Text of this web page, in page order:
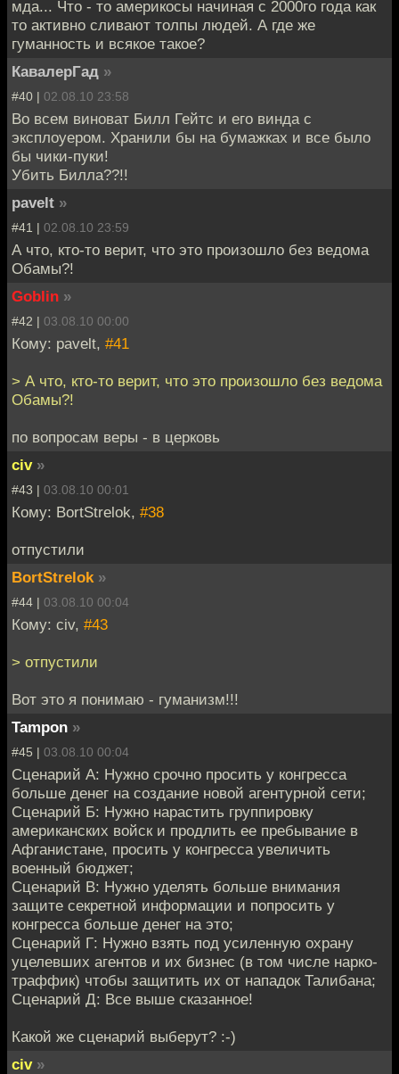
мда... Что - то америкосы начиная с 2000го года как
то активно сливают толпы людей. А где же
гуманность и всякое такое?
КавалерГад »
#40 | 02.08.10 23:58
Во всем виноват Билл Гейтс и его винда с
эксплоуером. Хранили бы на бумажках и все было
бы чики-пуки!
Убить Билла??!!
pavelt »
#41 | 02.08.10 23:59
А что, кто-то верит, что это произошло без ведома
Обамы?!
Goblin »
#42 | 03.08.10 00:00
Кому: pavelt, #41
> А что, кто-то верит, что это произошло без ведома
Обамы?!
по вопросам веры - в церковь
civ »
#43 | 03.08.10 00:01
Кому: BortStrelok, #38
отпустили
BortStrelok »
#44 | 03.08.10 00:04
Кому: civ, #43
> отпустили
Вот это я понимаю - гуманизм!!!
Tampon »
#45 | 03.08.10 00:04
Сценарий А: Нужно срочно просить у конгресса
больше денег на создание новой агентурной сети;
Сценарий Б: Нужно нарастить группировку
американских войск и продлить ее пребывание в
Афганистане, просить у конгресса увеличить
военный бюджет;
Сценарий В: Нужно уделять больше внимания
защите секретной информации и попросить у
конгресса больше денег на это;
Сценарий Г: Нужно взять под усиленную охрану
уцелевших агентов и их бизнес (в том числе нарко-
траффик) чтобы защитить их от нападок Талибана;
Сценарий Д: Все выше сказанное!
Какой же сценарий выберут? :-)
civ »